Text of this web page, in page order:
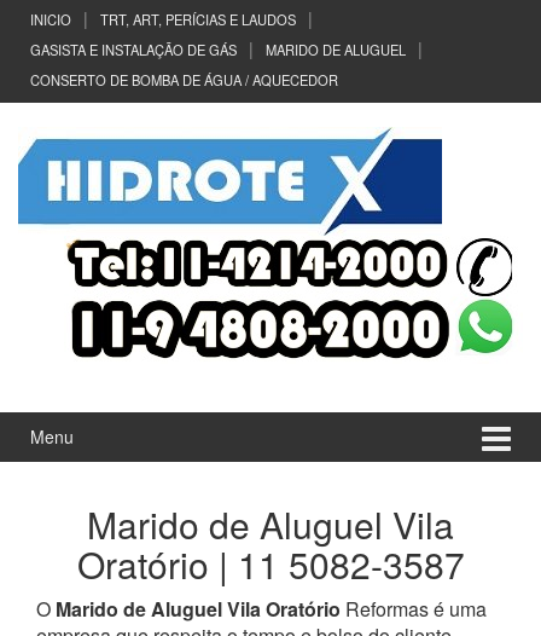
Conteúdo
Pular
menu
principal
INICIO
TRT, ART, PERÍCIAS E LAUDOS
GASISTA E INSTALAÇÃO DE GÁS
MARIDO DE ALUGUEL
CONSERTO DE BOMBA DE ÁGUA / AQUECEDOR
Menu
Marido de Aluguel Vila
Oratório | 11 5082-3587
O Marido de Aluguel Vila Oratório Reformas é uma